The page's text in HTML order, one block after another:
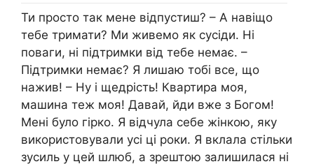
Ти просто так мене відпустиш? – А навіщо
тебе тримати? Ми живемо як сусіди. Ні
поваги, ні підтримки від тебе немає. –
Підтримки немає? Я лишаю тобі все, що
нажив! – Ну і щедрість! Квартира моя,
машина теж моя! Давай, йди вже з Богом!
Мені було гірко. Я відчула себе жінкою, яку
використовували усі ці роки. Я вклала стільки
зусиль у цей шлюб, а зрештою залишилася ні